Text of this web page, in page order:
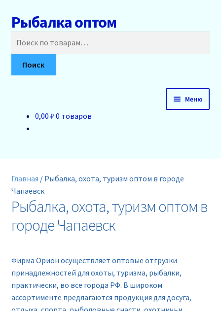
Перейти
к
навигации
Перейти
к
содержимому
Рыбалка оптом
Поиск
Меню
Доставка и оплата
Акции
Новинки
Контакты
0,00 ₽ 0 товаров
Главная / Рыбалка, охота, туризм оптом в городе
Чапаевск
Рыбалка, охота, туризм оптом в
городе Чапаевск
Фирма Орион осуществляет оптовые отгрузки
принадлежностей для охоты, туризма, рыбалки,
практически, во все города РФ. В широком
ассортименте предлагаются продукция для досуга,